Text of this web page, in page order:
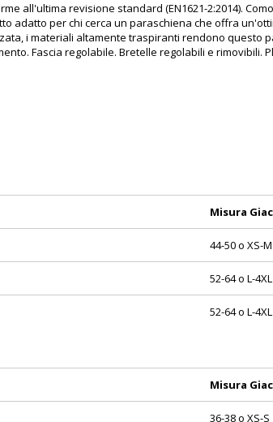
all'ultima revisione standard (EN1621-2:2014).
adatto per chi cerca un paraschiena che offra
i materiali altamente traspiranti rendono questo
Fascia regolabile. Bretelle regolabili e rimovibili.
Misura
44-50 o XS-M
52-64 o L-4XL
52-64 o L-4XL
Misura
36-38 o XS-S